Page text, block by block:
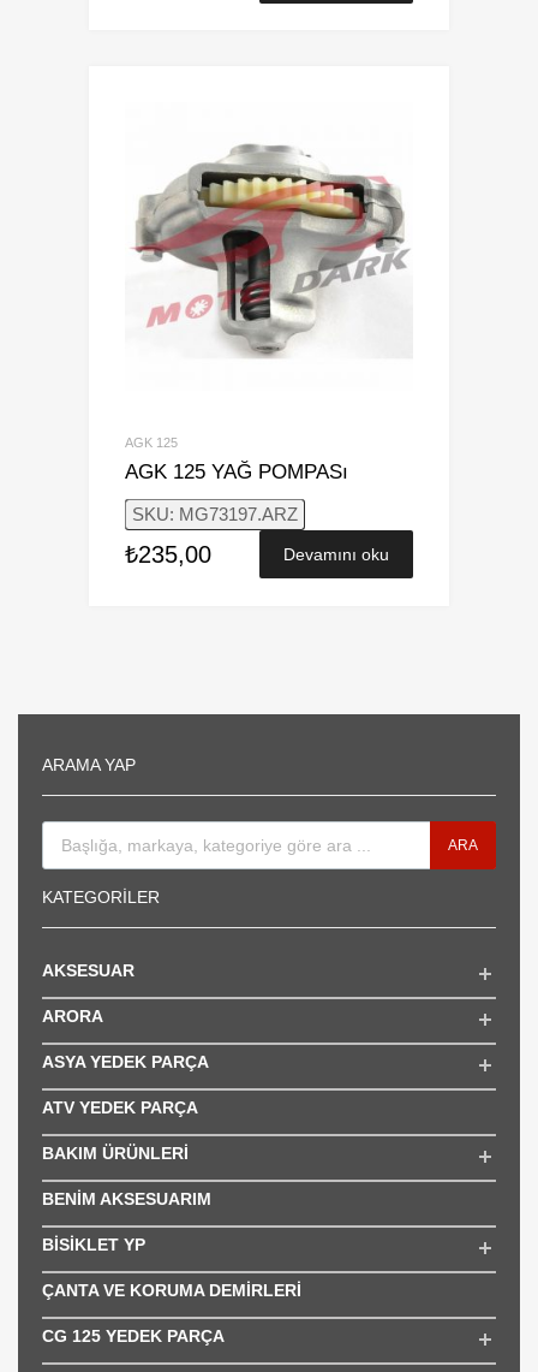
AGK 125
AGK 125 YAĞ POMPASı
SKU: MG73197.ARZ
₺235,00 Devamını oku
ARAMA YAP
ARA
KATEGORILER
AKSESUAR
ARORA
ASYA YEDEK PARÇA
ATV YEDEK PARÇA
BAKIM ÜRÜNLERİ
BENİM AKSESUARIM
BİSİKLET YP
ÇANTA VE KORUMA DEMİRLERİ
CG 125 YEDEK PARÇA